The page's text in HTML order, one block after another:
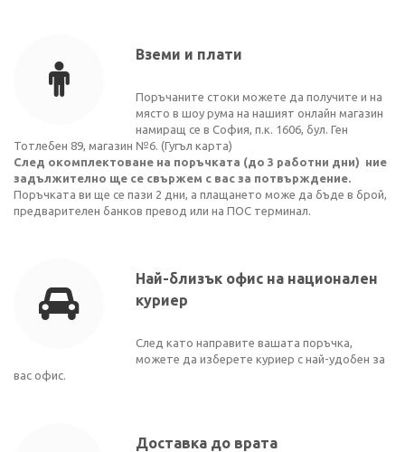
Вземи и плати
Поръчаните стоки можете да получите и на
място в шоу рума на нашият онлайн магазин
намиращ се в София, п.к. 1606, бул. Ген
Тотлебен 89, магазин №6. (Гугъл карта)
След окомплектоване на поръчката (до 3 работни дни) ние
задължително ще се свържем с вас за потвърждение.
Поръчката ви ще се пази 2 дни, а плащането може да бъде в брой,
предварителен банков превод или на ПОС терминал.
Най-близък офис на национален
куриер
След като направите вашата поръчка,
можете да изберете куриер с най-удобен за
вас офис.
Доставка до врата